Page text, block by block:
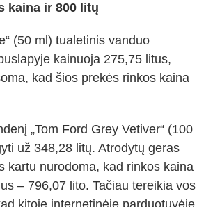
kaina ir 800 litų
(50 ml) tualetinis vanduo
kainuoja 275,75 litus,
kad šios prekės rinkos kaina
„Tom Ford Grey Vetiver“ (100
už 348,28 litų. Atrodytų geras
kartu nurodoma, kad rinkos kaina
– 796,07 lito. Tačiau tereikia vos
kitoje internetinėje parduotuvėje